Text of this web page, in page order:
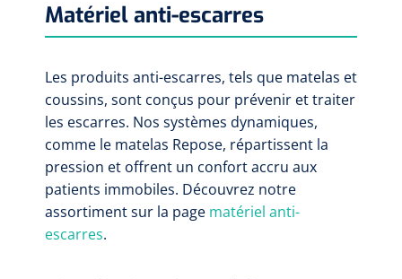
Matériel anti-escarres
Les produits anti-escarres, tels que matelas et
coussins, sont conçus pour prévenir et traiter
les escarres. Nos systèmes dynamiques,
comme le matelas Repose, répartissent la
pression et offrent un confort accru aux
patients immobiles. Découvrez notre
assortiment sur la page matériel anti-
escarres.